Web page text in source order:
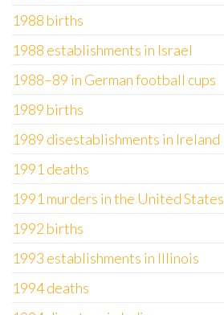
1988 births
1988 establishments in Israel
1988–89 in German football cups
1989 births
1989 disestablishments in Ireland
1991 deaths
1991 murders in the United States
1992 births
1993 establishments in Illinois
1994 deaths